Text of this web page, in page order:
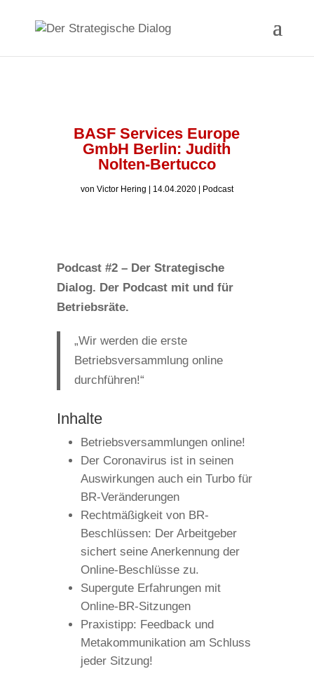
BASF Services Europe
GmbH Berlin: Judith
Nolten-Bertucco
von Victor Hering 14.04.2020| Podcast
Podcast #2 – Der Strategische
Dialog. Der Podcast mit und für
Betriebsräte.
„Wir werden die erste
Betriebsversammlung online
durchführen!“
Inhalte
Betriebsversammlungen online!
Der Coronavirus ist in seinen
Auswirkungen auch ein Turbo für
BR-Veränderungen
Rechtmäßigkeit von BR-
Beschlüssen: Der Arbeitgeber
sichert seine Anerkennung der
Online-Beschlüsse zu.
Supergute Erfahrungen mit
Online-BR-Sitzungen
Praxistipp: Feedback und
Metakommunikation am Schluss
jeder Sitzung!